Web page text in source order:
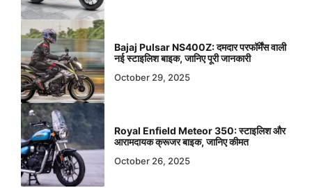
Bajaj Pulsar NS400Z: दमदार परफॉर्मेंस वाली
नई स्टाइलिश बाइक, जानिए पूरी जानकारी
October 29, 2025
Royal Enfield Meteor 350: स्टाइलिश और
आरामदायक क्रूजर बाइक, जानिए कीमत
October 26, 2025